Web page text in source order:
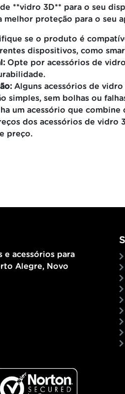
**vidro 3D** para o seu
melhor proteção para o seu
se o produto é
dispositivos, como
Opte por acessórios de
Alguns acessórios de
simples, sem bolhas ou
um acessório que
dos acessórios de
preço.
e acessórios para
Alegre, Novo